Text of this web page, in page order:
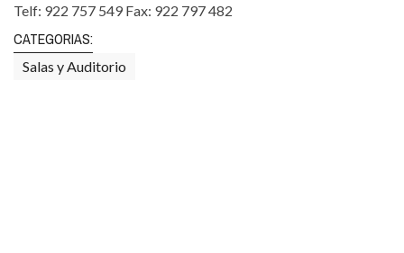
Telf: 922 757 549 Fax: 922 797 482
CATEGORIAS:
Salas y Auditorio